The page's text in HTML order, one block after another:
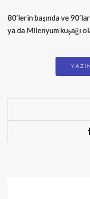
80’lerin başında ve
ya da Milenyum kuşağı